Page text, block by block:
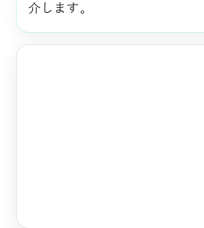
介します。